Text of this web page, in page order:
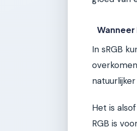
Wanneer
In sRGB
Het is
RGB is